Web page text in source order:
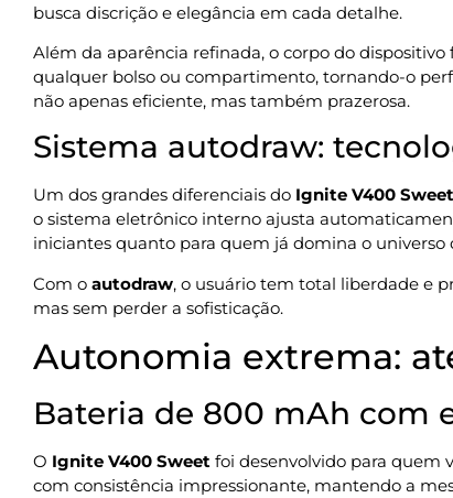
busca discrição e elegância em cada detalhe.
Além da aparência refinada, o corpo do
qualquer bolso ou compartimento, tornando-o
não apenas eficiente, mas também prazerosa.
Sistema autodraw:
Um dos grandes diferenciais do Ignite V400 Sweet
o sistema eletrônico interno ajusta
iniciantes quanto para quem já domina o universo
Com o autodraw, o usuário tem total liberdade e
mas sem perder a sofisticação.
Autonomia extrema:
Bateria de 800 mAh com
O Ignite V400 Sweet foi desenvolvido para quem
com consistência impressionante, mantendo a